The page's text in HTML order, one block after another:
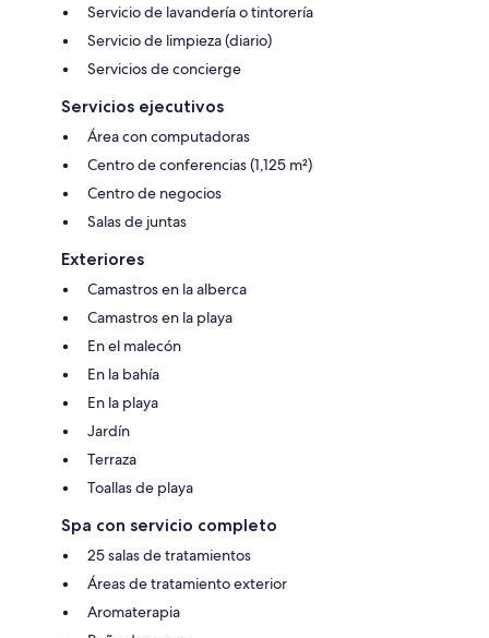
Servicio de lavandería o tintorería
Servicio de limpieza (diario)
Servicios de concierge
Servicios ejecutivos
Área con computadoras
Centro de conferencias (1,125 m²)
Centro de negocios
Salas de juntas
Exteriores
Camastros en la alberca
Camastros en la playa
En el malecón
En la bahía
En la playa
Jardín
Terraza
Toallas de playa
Spa con servicio completo
25 salas de tratamientos
Áreas de tratamiento exterior
Aromaterapia